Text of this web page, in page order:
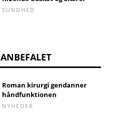
SUNDHED
ANBEFALET
Roman kirurgi gendanner
håndfunktionen
NYHEDER